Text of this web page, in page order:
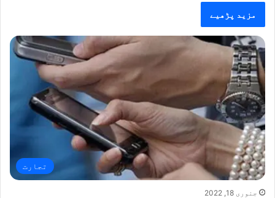
مزید پڑھیے
تجارت
جنوری 18, 2022